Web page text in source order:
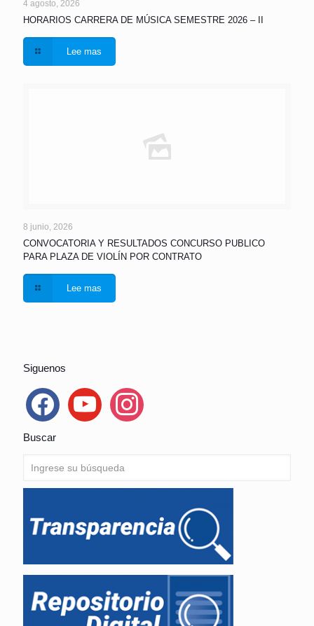
4 agosto, 2026
HORARIOS CARRERA DE MÚSICA SEMESTRE 2026 – II
Lee mas
8 junio, 2026
CONVOCATORIA Y RESULTADOS CONCURSO PUBLICO
PARA PLAZA DE VIOLÍN POR CONTRATO
Lee mas
Siguenos
facebook youtube instagram
Buscar